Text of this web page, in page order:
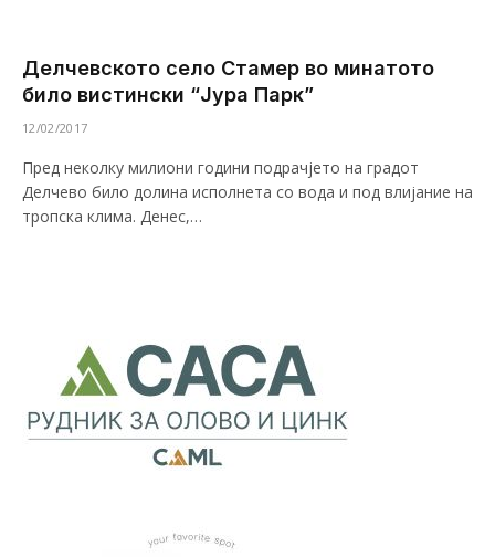
Делчевското село Стамер во минатото
било вистински “Јура Парк”
12/02/2017
Пред неколку милиони години подрачјето на градот
Делчево било долина исполнета со вода и под влијание на
тропска клима. Денес,…